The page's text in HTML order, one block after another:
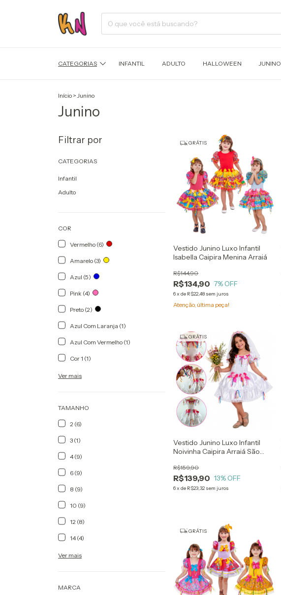
CATEGORIAS INFANTIL ADULTO HALLOWEEN JUNINO
Início > Junino
Junino
Filtrar por
CATEGORIAS
Infantil
Adulto
COR
Vermelho (6)
Amarelo (3)
Azul (5)
Pink (4)
Preto (2)
Azul Com Laranja (1)
Azul Com Vermelho (1)
Cor 1 (1)
Ver mais
TAMANHO
2 (6)
3 (1)
4 (9)
6 (9)
8 (9)
10 (9)
12 (8)
14 (4)
Ver mais
MARCA
GRÁTIS
Vestido Junino Luxo Infantil
Isabella Caipira Menina Arraiá
R$134,90
R$144,90
7% OFF
6xde R$22,48 sem juros
Atenção, última peça!
GRÁTIS
Vestido Junino Luxo Infantil
Noivinha Caipira Arraiá São
R$139,90
R$159,90
13% OFF
6xde R$23,32 sem juros
GRÁTIS